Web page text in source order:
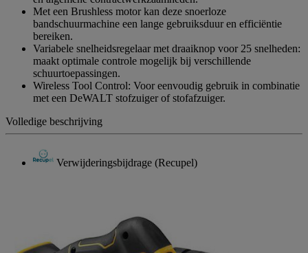
Met een Brushless motor kan deze snoerloze
bandschuurmachine een lange gebruiksduur en efficiëntie
bereiken.
Variabele snelheidsregelaar met draaiknop voor 25 snelheden:
maakt optimale controle mogelijk bij verschillende
schuurtoepassingen.
Wireless Tool Control: Voor eenvoudig gebruik in combinatie
met een DeWALT stofzuiger of stofafzuiger.
Volledige beschrijving
Verwijderingsbijdrage (Recupel)